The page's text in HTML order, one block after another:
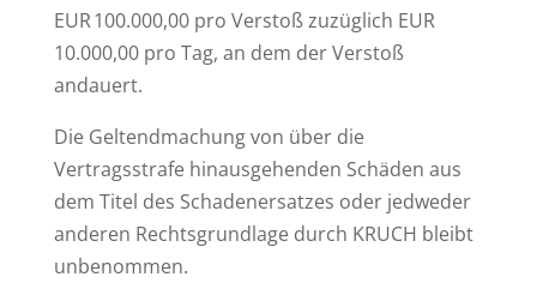
EUR 100.000,00 pro Verstoß zuzüglich EUR
10.000,00 pro Tag, an dem der Verstoß
andauert.
Die Geltendmachung von über die
Vertragsstrafe hinausgehenden Schäden aus
dem Titel des Schadenersatzes oder jedweder
anderen Rechtsgrundlage durch KRUCH bleibt
unbenommen.